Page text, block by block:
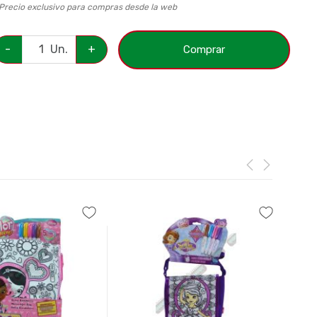
exclusivo para compras desde la web
- Un. + Comprar